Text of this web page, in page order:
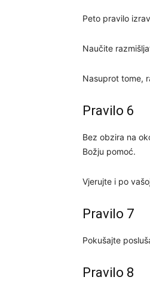
Peto pravilo
Naučite
Nasuprot tome,
Pravilo 6
Bez obzira na
Božju pomoć.
Vjerujte i po
Pravilo 7
Pokušajte
Pravilo 8